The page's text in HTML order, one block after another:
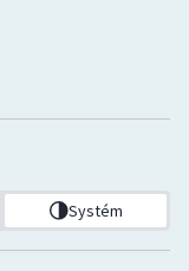
Systém